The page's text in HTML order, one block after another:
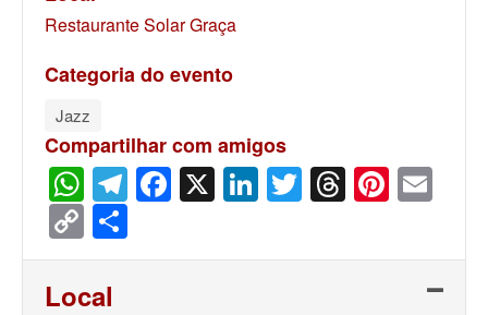
Restaurante Solar Graça
Categoria do evento
Jazz
Compartilhar com amigos
WhatsApp
Telegram
Facebook
X LinkedIn
Twitter
Threads
Copy
Link
Local